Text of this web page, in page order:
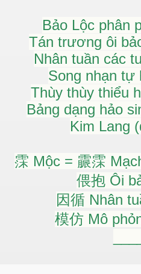
Bảo Lộc phân
Tán trương ôi
Nhân tuần các
Song nhạn tự
Thùy thùy thiểu
Bảng dạng hảo
Kim Lang
霂 Mộc = 霢霂
偎抱 Ôi
因循 Nhân
模仿 Mô